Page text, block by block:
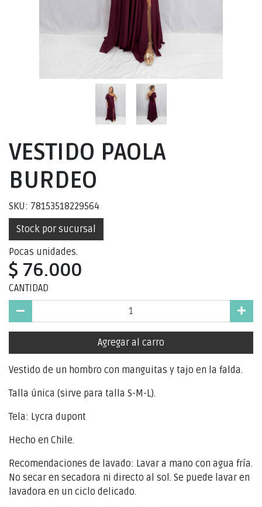
VESTIDO PAOLA
BURDEO
SKU: 78153518229564
Stock por sucursal
Pocas unidades.
$ 76.000
CANTIDAD
Agregar al carro
Vestido de un hombro con manguitas y tajo en la falda.
Talla única (sirve para talla S-M-L).
Tela: Lycra dupont
Hecho en Chile.
Recomendaciones de lavado: Lavar a mano con agua fría.
No secar en secadora ni directo al sol. Se puede lavar en
lavadora en un ciclo delicado.